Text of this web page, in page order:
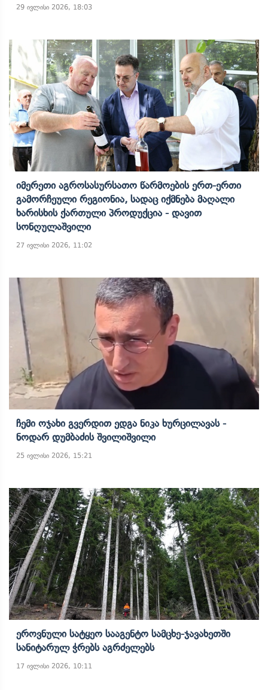
29 ივლისი 2026, 18:03
Იმერეთი Აგროსასურსათო Წარმოების Ერთ-Ერთი
Გამორჩეული Რეგიონია, Სადაც Იქმნება Მაღალი
Ხარისხის Ქართული Პროდუქცია - Დავით
Სონღულაშვილი
27 ივლისი 2026, 11:02
Ჩემი Ოჯახი Გვერდით Ედგა Ნიკა Ხურცილავას -
Ნოდარ Დუმბაძის Შვილიშვილი
25 ივლისი 2026, 15:21
Ეროვნული Სატყეო Სააგენტო Სამცხე-Ჯავახეთში
Სანიტარულ Ჭრებს Აგრძელებს
17 ივლისი 2026, 10:11